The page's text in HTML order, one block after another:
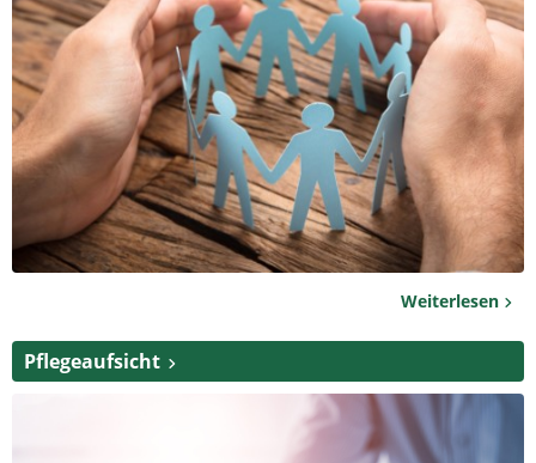
Weiterlesen
Pflegeaufsicht